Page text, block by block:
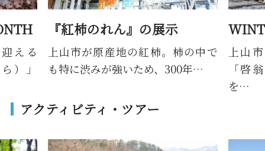
える
）」
『紅柿のれん』の展示
上山市が原産地の紅柿。柿の中で
も特に渋みが強いため、300年…
上山
「啓
を…
アクティビティ・ツアー